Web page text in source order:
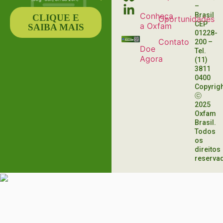
Conheça
a Oxfam
Doe
Agora
Oportunidades
Contato
–
Brasil
CEP
01228-
200 –
Tel.
(11)
3811
0400
ⓒ
2025
Oxfam
Brasil.
Todos
os
direitos
CLIQUE E
SAIBA MAIS